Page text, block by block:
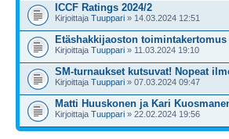
ICCF Ratings 2024/2
Kirjoittaja Tuuppari » 14.03.2024 12:51
Etäshakkijaoston toimintakertomus
Kirjoittaja Tuuppari » 11.03.2024 19:10
SM-turnaukset kutsuvat! Nopeat
Kirjoittaja Tuuppari » 07.03.2024 09:47
Matti Huuskonen ja Kari
Kirjoittaja Tuuppari » 22.02.2024 19:56